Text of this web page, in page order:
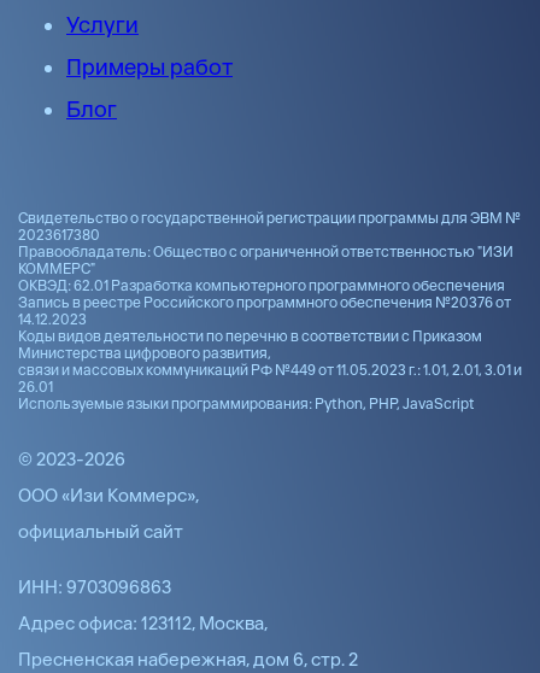
Услуги
Примеры работ
Блог
Свидетельство о государственной регистрации программы для ЭВМ №
2023617380
Правообладатель: Общество с ограниченной ответственностью "ИЗИ
КОММЕРС"
ОКВЭД: 62.01 Разработка компьютерного программного обеспечения
Запись в реестре Российского программного обеспечения №20376 от
14.12.2023
Коды видов деятельности по перечню в соответствии с Приказом
Министерства цифрового развития,
связи и массовых коммуникаций РФ №449 от 11.05.2023 г.: 1.01, 2.01, 3.01 и
26.01
Используемые языки программирования: Python, PHP, JavaScript
© 2023-2026
ООО «Изи Коммерс»,
официальный сайт
ИНН: 9703096863
Адрес офиса: 123112, Москва,
Пресненская набережная, дом 6, стр. 2